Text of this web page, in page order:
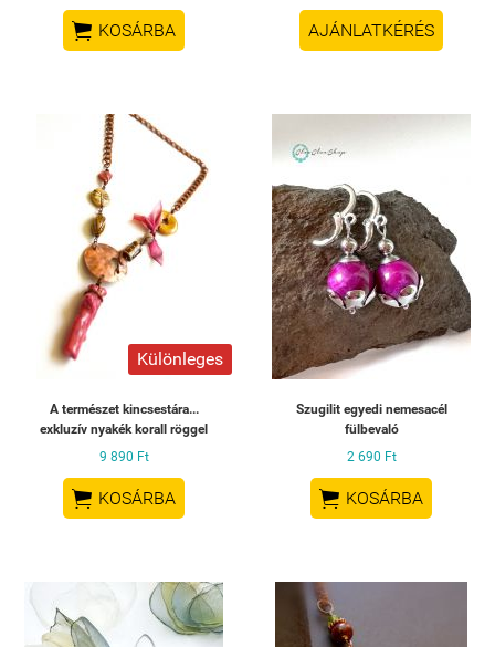
 KOSÁRBA AJÁNLATKÉRÉS
Különleges
A természet kincsestára...
exkluzív nyakék korall röggel
9 890 Ft
 KOSÁRBA
Szugilit egyedi nemesacél
fülbevaló
2 690 Ft
 KOSÁRBA